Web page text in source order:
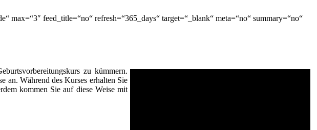
feed_title=“no“ refresh=“365_days“ target=“_blank“ meta=“no“ summary=“no“
zu kümmern.
an. Während des Kurses erhalten Sie
kommen Sie auf diese Weise mit